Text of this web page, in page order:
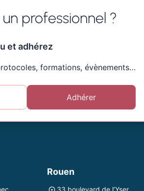
professionnel ?
et adhérez
formations, évènements…
Adhérer
Rouen
33 boulevard de l’Yser